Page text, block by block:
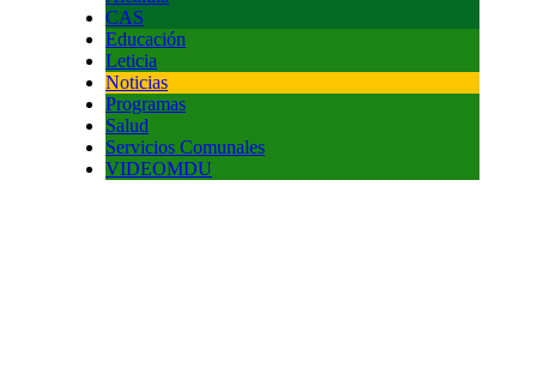
CAS
Educación
Leticia
Noticias
Programas
Salud
Servicios Comunales
VIDEOMDU